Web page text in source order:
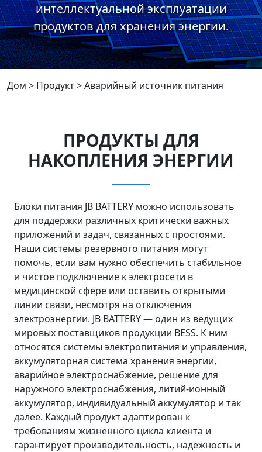
интеллектуальной эксплуатации
продуктов для хранения энергии.
Дом > Продукт>Аварийный источник питания
ПРОДУКТЫ ДЛЯ
НАКОПЛЕНИЯ ЭНЕРГИИ
Блоки питания JB BATTERY можно использовать
для поддержки различных критически важных
приложений и задач, связанных с простоями.
Наши системы резервного питания могут
помочь, если вам нужно обеспечить стабильное
и чистое подключение к электросети в
медицинской сфере или оставить открытыми
линии связи, несмотря на отключения
электроэнергии. JB BATTERY — один из ведущих
мировых поставщиков продукции BESS. К ним
относятся системы электропитания и управления,
аккумуляторная система хранения энергии,
аварийное электроснабжение, решение для
наружного электроснабжения, литий-ионный
аккумулятор, индивидуальный аккумулятор и так
далее. Каждый продукт адаптирован к
требованиям жизненного цикла клиента и
гарантирует производительность, надежность и